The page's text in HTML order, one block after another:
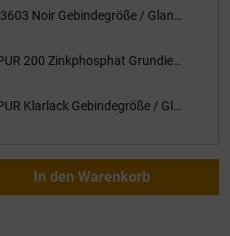
2K GAMC 3603 Noir Gebindegröße / Glanzgrad: 1kg stumpfmatt, inkl. Härter
2K Spray PUR 200 Zinkphosphat Grundierung Gebindegröße / Glanzgrad: 480ml / RAL 1011 Braunbeige
2K Spray PUR Klarlack Gebindegröße / Glanzgrad: 400ml / stumpfmatt
den gewünschten
In den Warenkorb